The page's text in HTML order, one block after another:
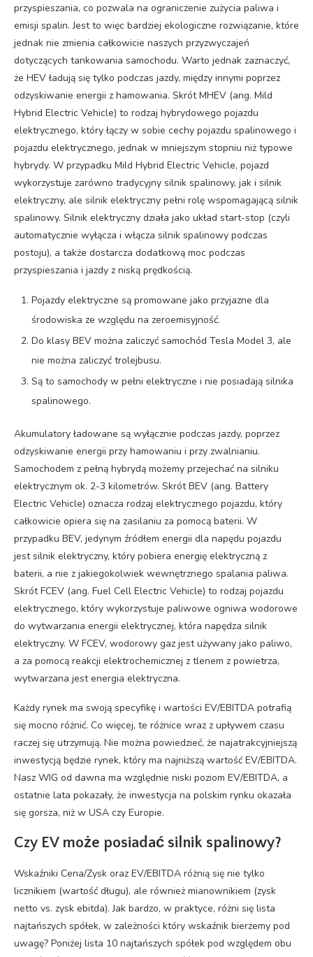
przyspieszania, co pozwala na ograniczenie zużycia paliwa i
emisji spalin. Jest to więc bardziej ekologiczne rozwiązanie, które
jednak nie zmienia całkowicie naszych przyzwyczajeń
dotyczących tankowania samochodu. Warto jednak zaznaczyć,
że HEV ładują się tylko podczas jazdy, między innymi poprzez
odzyskiwanie energii z hamowania. Skrót MHEV (ang. Mild
Hybrid Electric Vehicle) to rodzaj hybrydowego pojazdu
elektrycznego, który łączy w sobie cechy pojazdu spalinowego i
pojazdu elektrycznego, jednak w mniejszym stopniu niż typowe
hybrydy. W przypadku Mild Hybrid Electric Vehicle, pojazd
wykorzystuje zarówno tradycyjny silnik spalinowy, jak i silnik
elektryczny, ale silnik elektryczny pełni rolę wspomagającą silnik
spalinowy. Silnik elektryczny działa jako układ start-stop (czyli
automatycznie wyłącza i włącza silnik spalinowy podczas
postoju), a także dostarcza dodatkową moc podczas
przyspieszania i jazdy z niską prędkością.
Pojazdy elektryczne są promowane jako przyjazne dla
środowiska ze względu na zeroemisyjność.
Do klasy BEV można zaliczyć samochód Tesla Model 3, ale
nie można zaliczyć trolejbusu.
Są to samochody w pełni elektryczne i nie posiadają silnika
spalinowego.
Akumulatory ładowane są wyłącznie podczas jazdy, poprzez
odzyskiwanie energii przy hamowaniu i przy zwalnianiu.
Samochodem z pełną hybrydą możemy przejechać na silniku
elektrycznym ok. 2-3 kilometrów. Skrót BEV (ang. Battery
Electric Vehicle) oznacza rodzaj elektrycznego pojazdu, który
całkowicie opiera się na zasilaniu za pomocą baterii. W
przypadku BEV, jedynym źródłem energii dla napędu pojazdu
jest silnik elektryczny, który pobiera energię elektryczną z
baterii, a nie z jakiegokolwiek wewnętrznego spalania paliwa.
Skrót FCEV (ang. Fuel Cell Electric Vehicle) to rodzaj pojazdu
elektrycznego, który wykorzystuje paliwowe ogniwa wodorowe
do wytwarzania energii elektrycznej, która napędza silnik
elektryczny. W FCEV, wodorowy gaz jest używany jako paliwo,
a za pomocą reakcji elektrochemicznej z tlenem z powietrza,
wytwarzana jest energia elektryczna.
Każdy rynek ma swoją specyfikę i wartości EV/EBITDA potrafią
się mocno różnić. Co więcej, te różnice wraz z upływem czasu
raczej się utrzymują. Nie można powiedzieć, że najatrakcyjniejszą
inwestycją będzie rynek, który ma najniższą wartość EV/EBITDA.
Nasz WIG od dawna ma względnie niski poziom EV/EBITDA, a
ostatnie lata pokazały, że inwestycja na polskim rynku okazała
się gorsza, niż w USA czy Europie.
Czy EV może posiadać silnik spalinowy?
Wskaźniki Cena/Zysk oraz EV/EBITDA różnią się nie tylko
licznikiem (wartość długu), ale również mianownikiem (zysk
netto vs. zysk ebitda). Jak bardzo, w praktyce, różni się lista
najtańszych spółek, w zależności który wskaźnik bierzemy pod
uwagę? Poniżej lista 10 najtańszych spółek pod względem obu